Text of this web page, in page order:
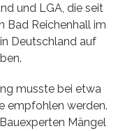
und LGA, die seit
Bad Reichenhall im
Deutschland auf
musste bei etwa
empfohlen werden.
Mängel